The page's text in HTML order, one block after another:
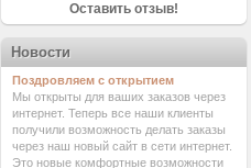
Оставить отзыв!
Новости
Поздровляем с открытием
Мы открыты для ваших заказов через
интернет. Теперь все наши клиенты
получили возможность делать заказы
через наш новый сайт в сети интернет.
Это новые комфортные возможности